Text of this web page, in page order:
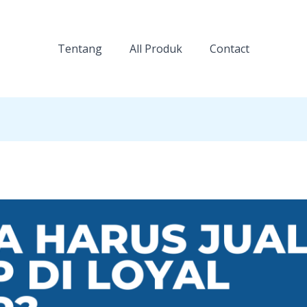
Tentang All Produk Contact